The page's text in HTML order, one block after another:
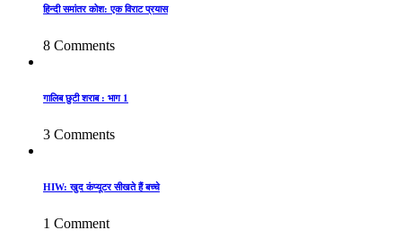
हिन्दी समांतर कोश: एक विराट प्रयास
8 Comments
गालिब छुटी शराब : भाग 1
3 Comments
HIW: खुद कंप्यूटर सीखते हैं बच्चे
1 Comment